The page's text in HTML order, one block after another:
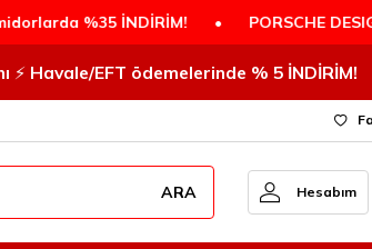
• PORSCHE DESIGN
Havale/EFT ödemelerinde % 5 İNDİRİM!
ARA Hesabım